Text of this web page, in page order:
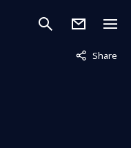
Share
非表示中